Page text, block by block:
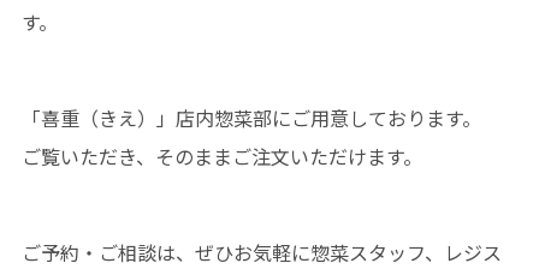
す。
「喜重（きえ）」店内惣菜部にご用意しております。
ご覧いただき、そのままご注文いただけます。
ご予約・ご相談は、ぜひお気軽に惣菜スタッフ、レジス